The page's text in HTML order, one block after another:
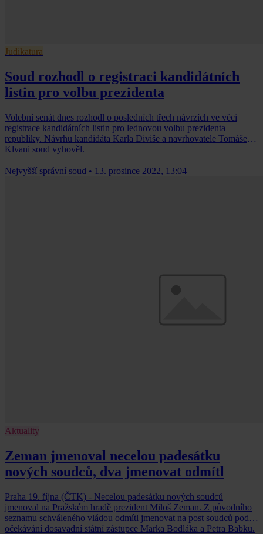
Judikatura
Soud rozhodl o registraci kandidátních
listin pro volbu prezidenta
Volební senát dnes rozhodl o posledních třech návrzích ve věci
registrace kandidátních listin pro lednovou volbu prezidenta
republiky. Návrhu kandidáta Karla Diviše a navrhovatele Tomáše
Klvani soud vyhověl.
Nejvyšší správní soud • 13. prosince 2022, 13:04
Aktuality
Zeman jmenoval necelou padesátku
nových soudců, dva jmenovat odmítl
Praha 19. října (ČTK) - Necelou padesátku nových soudců
jmenoval na Pražském hradě prezident Miloš Zeman. Z původního
seznamu schváleného vládou odmítl jmenovat na post soudců podle
očekávání dosavadní státní zástupce Marka Bodláka a Petra Babku.